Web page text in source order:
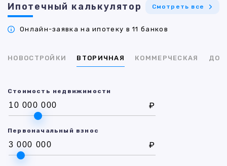
Ипотечный калькулятор Смотреть все
Онлайн-заявка на ипотеку в 11 банков
НОВОСТРОЙКИ ВТОРИЧНАЯ КОММЕРЧЕСКАЯ ДОМ
Стоимость недвижимости
₽
Первоначальный взнос
₽